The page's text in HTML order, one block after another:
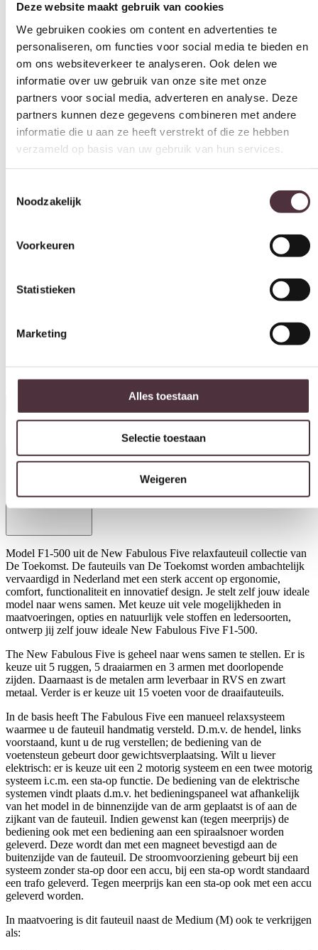
Deze website maakt gebruik van cookies
We gebruiken cookies om content en advertenties te
personaliseren, om functies voor social media te bieden en
om ons websiteverkeer te analyseren. Ook delen we
informatie over uw gebruik van onze site met onze
partners voor social media, adverteren en analyse. Deze
partners kunnen deze gegevens combineren met andere
informatie die u aan ze heeft verstrekt of die ze hebben
verzameld op basis van uw gebruik van hun services.
Noodzakelijk
Voorkeuren
Statistieken
Marketing
Alles toestaan
Selectie toestaan
Weigeren
Relaxfauteuil New Fabulous Five F1-500
In winkelwagen
Productinformatie
Model F1-500 uit de New Fabulous Five relaxfauteuil collectie van
De Toekomst. De fauteuils van De Toekomst worden ambachtelijk
vervaardigd in Nederland met een sterk accent op ergonomie,
comfort, functionaliteit en innovatief design. Je stelt zelf jouw ideale
model naar wens samen. Met keuze uit vele mogelijkheden in
maatvoeringen, opties en natuurlijk vele stoffen en ledersoorten,
ontwerp jij zelf jouw ideale New Fabulous Five F1-500.
The New Fabulous Five is geheel naar wens samen te stellen. Er is
keuze uit 5 ruggen, 5 draaiarmen en 3 armen met doorlopende
zijden. Daarnaast is de metalen arm leverbaar in RVS en zwart
metaal. Verder is er keuze uit 15 voeten voor de draaifauteuils.
In de basis heeft The Fabulous Five een manueel relaxsysteem
waarmee u de fauteuil handmatig versteld. D.m.v. de hendel, links
voorstaand, kunt u de rug verstellen; de bediening van de
voetensteun gebeurt door gewichtsverplaatsing. Wilt u liever
elektrisch: er is keuze uit een 2 motorig systeem en een twee motorig
systeem i.c.m. een sta-op functie. De bediening van de elektrische
systemen vindt plaats d.m.v. het bedieningspaneel wat afhankelijk
van het model in de binnenzijde van de arm geplaatst is of aan de
zijkant van de fauteuil. Indien gewenst kan (tegen meerprijs) de
bediening ook met een bediening aan een spiraalsnoer worden
geleverd. Deze wordt dan met een magneet bevestigd aan de
buitenzijde van de fauteuil. De stroomvoorziening gebeurt bij een
systeem zonder sta-op door een accu, bij een sta-op wordt standaard
een trafo geleverd. Tegen meerprijs kan een sta-op ook met een accu
geleverd worden.
In maatvoering is dit fauteuil naast de Medium (M) ook te verkrijgen
als: